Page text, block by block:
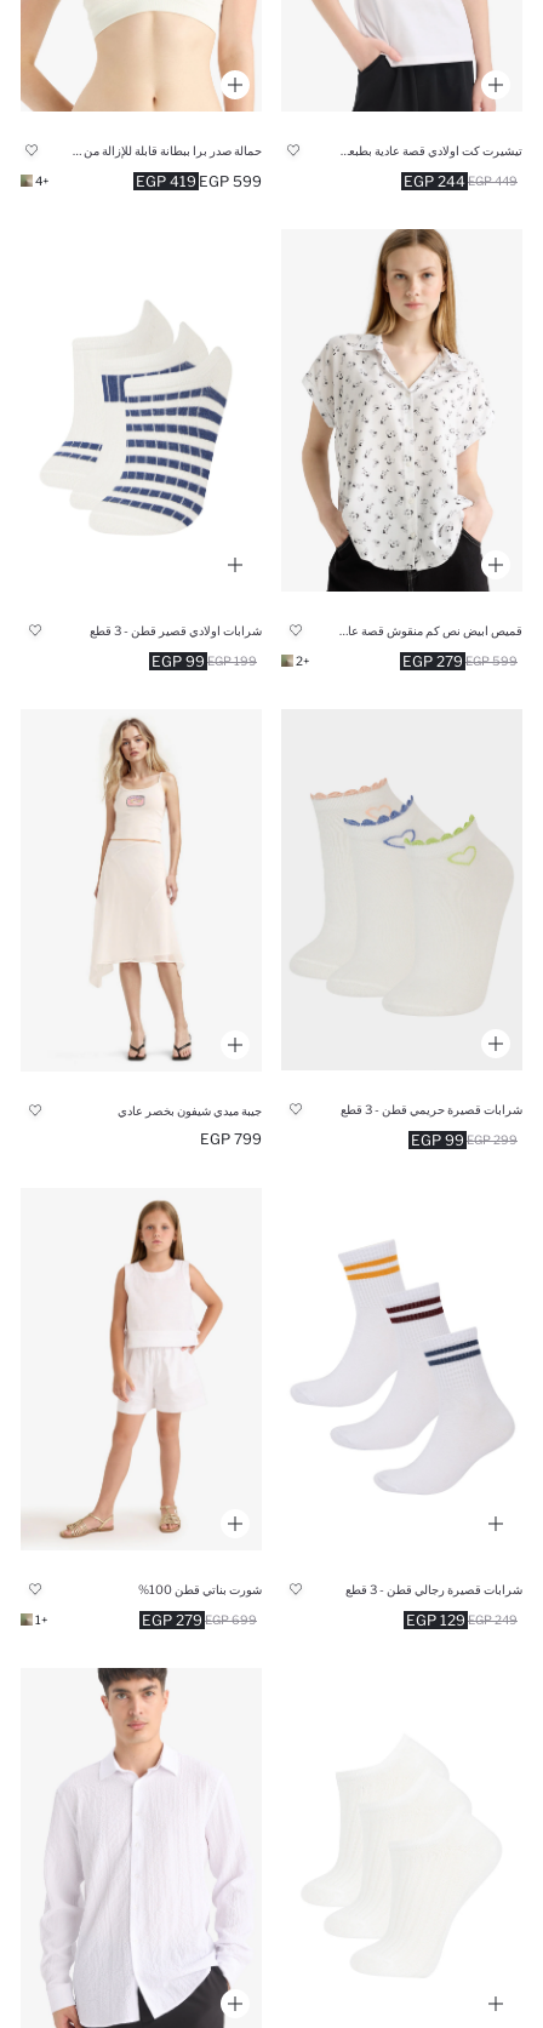
244 EGP 449 EGP
419 EGP 599 EGP
+4
279 EGP 599 EGP
+2
شرابات اولادي قصير قطن - 3 قطع
99 EGP 199 EGP
شرابات قصيرة حريمي قطن - 3 قطع
99 EGP 299 EGP
جيبة ميدي شيفون بخصر عادي
799 EGP
شرابات قصيرة رجالي قطن - 3 قطع
129 EGP 249 EGP
شورت بناتي قطن 100%
279 EGP 699 EGP
+1